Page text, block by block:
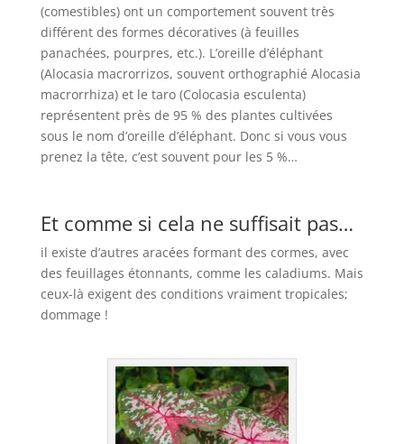
(comestibles) ont un comportement souvent très
différent des formes décoratives (à feuilles
panachées, pourpres, etc.). L’oreille d’éléphant
(Alocasia macrorrizos, souvent orthographié Alocasia
macrorrhiza) et le taro (Colocasia esculenta)
représentent près de 95 % des plantes cultivées
sous le nom d’oreille d’éléphant. Donc si vous vous
prenez la tête, c’est souvent pour les 5 %…
Et comme si cela ne suffisait pas…
il existe d’autres aracées formant des cormes, avec
des feuillages étonnants, comme les caladiums. Mais
ceux-là exigent des conditions vraiment tropicales;
dommage !